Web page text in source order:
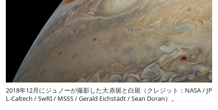
2018年12月にジュノーが撮影した大赤斑と白斑（クレジット：NASA / JP
L-Caltech / SwRI / MSSS / Gerald Eichstädt / Sean Doran）。